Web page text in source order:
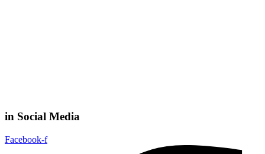
in Social Media
Facebook-f